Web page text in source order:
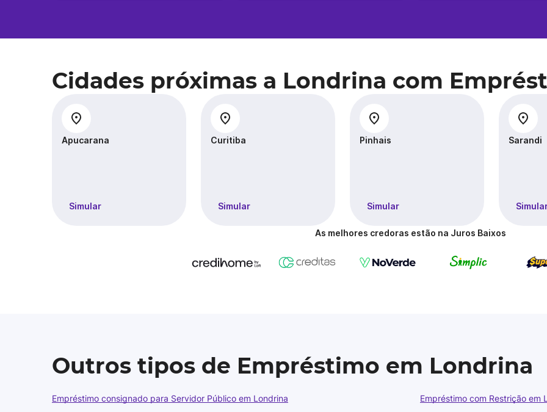
Cidades próximas a Londrina com
Apucarana
Simular
Curitiba
Simular
Pinhais
Simular
Sarandi
As melhores credoras estão na Juros Baixos
Outros tipos de Empréstimo em Londrina
Empréstimo consignado para Servidor Público em Londrina Empréstimo com Restrição em